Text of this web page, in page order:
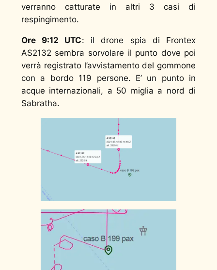
verranno catturate in altri 3 casi di
respingimento.
Ore 9:12 UTC: il drone spia di Frontex
AS2132 sembra sorvolare il punto dove poi
verrà registrato l’avvistamento del gommone
con a bordo 119 persone. E’ un punto in
acque internazionali, a 50 miglia a nord di
Sabratha.